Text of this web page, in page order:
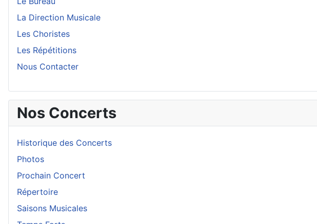
La Direction Musicale
Les Choristes
Les Répétitions
Nous Contacter
Nos Concerts
Historique des Concerts
Photos
Prochain Concert
Répertoire
Saisons Musicales